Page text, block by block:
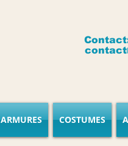
ARMURES COSTUMES